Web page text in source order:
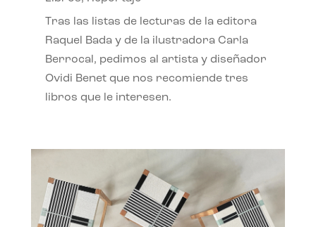
Tras las listas de lecturas de la editora
Raquel Bada y de la ilustradora Carla
Berrocal, pedimos al artista y diseñador
Ovidi Benet que nos recomiende tres
libros que le interesen.